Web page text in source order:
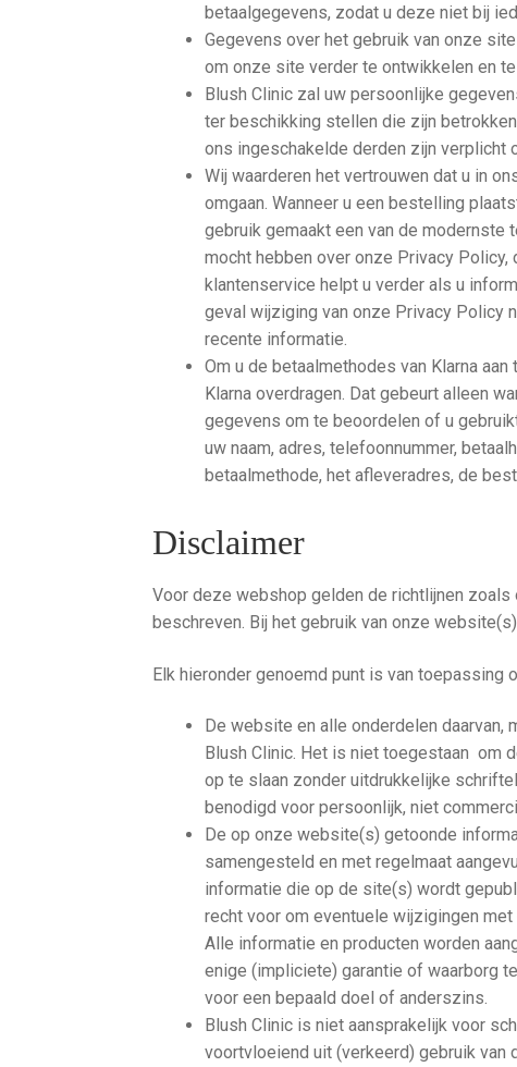
betaalgegevens, zodat u deze niet bij
Gegevens over het gebruik van onze
om onze site verder te ontwikkelen en te
Blush Clinic zal uw persoonlijke
ter beschikking stellen die zijn
ons ingeschakelde derden zijn verplicht
Wij waarderen het vertrouwen dat u in
omgaan. Wanneer u een bestelling
gebruik gemaakt een van de modernste
mocht hebben over onze Privacy Policy,
klantenservice helpt u verder als u
geval wijziging van onze Privacy Policy
recente informatie.
Om u de betaalmethodes van Klarna
Klarna overdragen. Dat gebeurt alleen
gegevens om te beoordelen of u
uw naam, adres, telefoonnummer,
betaalmethode, het afleveradres, de
Disclaimer
Voor deze webshop gelden de richtlijnen
beschreven. Bij het gebruik van onze
Elk hieronder genoemd punt is van toepassing
De website en alle onderdelen daarvan,
Blush Clinic. Het is niet toegestaan om
op te slaan zonder uitdrukkelijke
benodigd voor persoonlijk, niet
De op onze website(s) getoonde
samengesteld en met regelmaat
informatie die op de site(s) wordt
recht voor om eventuele wijzigingen
Alle informatie en producten worden
enige (impliciete) garantie of waarborg
voor een bepaald doel of anderszins.
Blush Clinic is niet aansprakelijk voor
voortvloeiend uit (verkeerd) gebruik van